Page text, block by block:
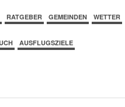
RATGEBER GEMEINDEN WETTER
AUSFLUGSZIELE